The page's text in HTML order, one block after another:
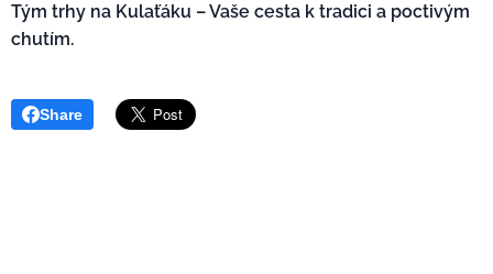
Tým trhy na Kulaťáku – Vaše cesta k tradici a poctivým
chutím.
Share